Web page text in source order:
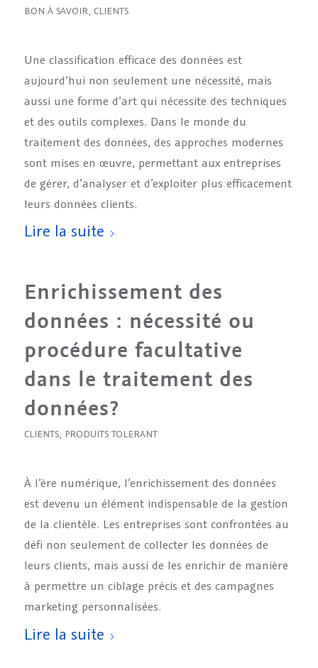
BON À SAVOIR CLIENTS
Une classification efficace des données est
aujourd’hui non seulement une nécessité, mais
aussi une forme d’art qui nécessite des techniques
et des outils complexes. Dans le monde du
traitement des données, des approches modernes
sont mises en œuvre, permettant aux entreprises
de gérer, d’analyser et d’exploiter plus efficacement
leurs données clients.
Lire la suite
Enrichissement des
données : nécessité ou
procédure facultative
dans le traitement des
données?
CLIENTS, PRODUITS TOLERANT
À l’ère numérique, l’enrichissement des données
est devenu un élément indispensable de la gestion
de la clientèle. Les entreprises sont confrontées au
défi non seulement de collecter les données de
leurs clients, mais aussi de les enrichir de manière
à permettre un ciblage précis et des campagnes
marketing personnalisées.
Lire la suite